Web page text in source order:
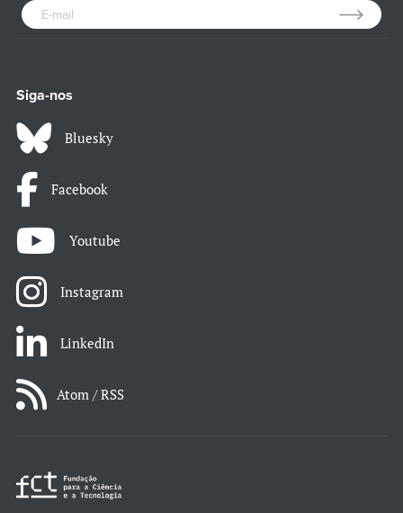
Siga-nos
Bluesky
Facebook
Youtube
Instagram
LinkedIn
Atom / RSS